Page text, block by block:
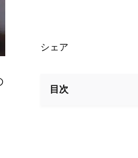
シェア
目次